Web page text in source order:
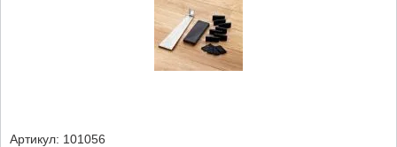
Артикул: 101056